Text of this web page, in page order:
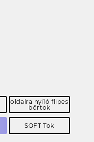
oldalra nyíló flipes
bőrtok
SOFT Tok